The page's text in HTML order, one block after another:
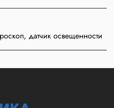
датчик освещенности